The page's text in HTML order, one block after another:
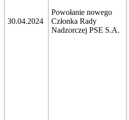
30.04.2024
Powołanie nowego
Członka Rady
Nadzorczej PSE S.A.